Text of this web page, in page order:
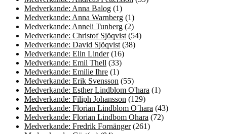
Medverkande: Anna Balog (1)
Medverkande: Anna Warnberg (1)
Medverkande: Anneli Tunberg (2)
Medverkande: Christof Sjöqvist (54)
Medverkande: David Sjöqvist (38)
Medverkande: Elin Linder(16)
Medverkande: Emil Thell (33)
Medverkande: Emilie Ihre (1)
Medverkande: Erik Svensson (55)
Medverkande: Esther Lindblom O'hara (1)
Medverkande: Filiph Johansson (129)
Medverkande: Florian Lindblom O´hara (43)
Medverkande: Florian Lindbom Ohara (72)
Medverkande: Fredrik Fornänger(261)